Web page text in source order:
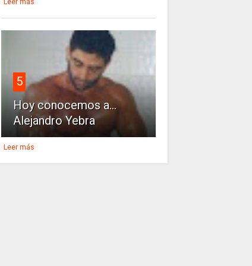
Leer más
5
Hoy conocemos a...
Alejandro Yebra
Leer más